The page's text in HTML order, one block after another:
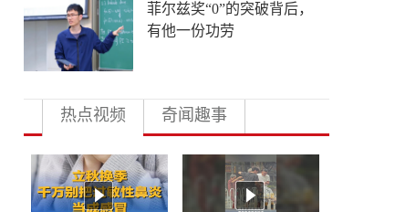
多地向县放权 激活发展一
池春水
热点视频 奇闻趣事